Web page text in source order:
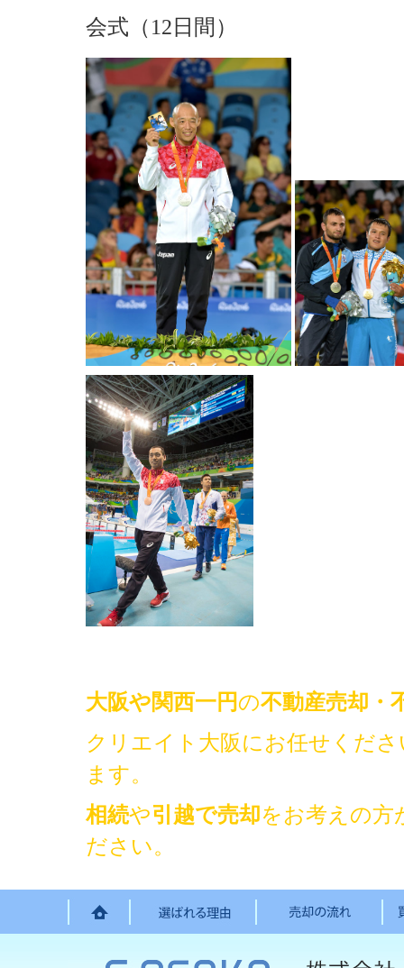
会式（12日間）
大阪や関西一円の不動産売却・
クリエイト大阪にお任せくださ
ます。
相続や引越で売却をお考えの方
ださい。